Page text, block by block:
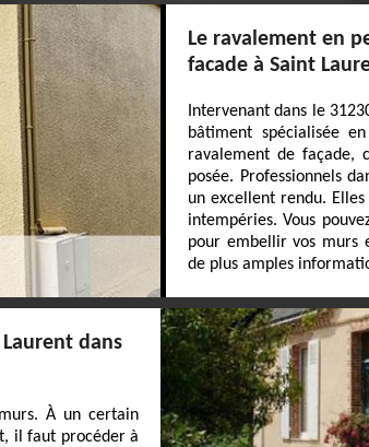
Le ravalement en
facade à Saint
Intervenant dans le
bâtiment spécialisée
ravalement de façade,
posée. Professionnels
un excellent rendu.
intempéries. Vous
pour embellir vos murs
de plus amples
dans
À un certain
il faut procéder à